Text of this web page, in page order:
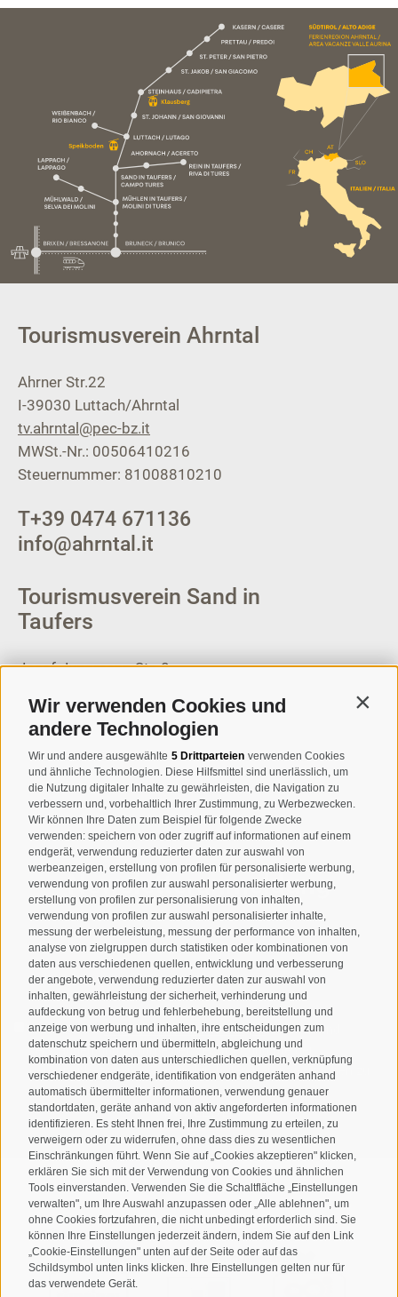
Wir verwenden Cookies und
andere Technologien
Wir und andere ausgewählte 5 Drittparteien verwenden Cookies
und ähnliche Technologien. Diese Hilfsmittel sind unerlässlich, um
die Nutzung digitaler Inhalte zu gewährleisten, die Navigation zu
verbessern und, vorbehaltlich Ihrer Zustimmung, zu Werbezwecken.
Wir können Ihre Daten zum Beispiel für folgende Zwecke
verwenden: speichern von oder zugriff auf informationen auf einem
endgerät, verwendung reduzierter daten zur auswahl von
werbeanzeigen, erstellung von profilen für personalisierte werbung,
verwendung von profilen zur auswahl personalisierter werbung,
erstellung von profilen zur personalisierung von inhalten,
verwendung von profilen zur auswahl personalisierter inhalte,
messung der werbeleistung, messung der performance von inhalten,
analyse von zielgruppen durch statistiken oder kombinationen von
daten aus verschiedenen quellen, entwicklung und verbesserung
der angebote, verwendung reduzierter daten zur auswahl von
inhalten, gewährleistung der sicherheit, verhinderung und
aufdeckung von betrug und fehlerbehebung, bereitstellung und
anzeige von werbung und inhalten, ihre entscheidungen zum
datenschutz speichern und übermitteln, abgleichung und
kombination von daten aus unterschiedlichen quellen, verknüpfung
verschiedener endgeräte, identifikation von endgeräten anhand
automatisch übermittelter informationen, verwendung genauer
standortdaten, geräte anhand von aktiv angeforderten informationen
identifizieren. Es steht Ihnen frei, Ihre Zustimmung zu erteilen, zu
verweigern oder zu widerrufen, ohne dass dies zu wesentlichen
Einschränkungen führt. Wenn Sie auf „Cookies akzeptieren" klicken,
erklären Sie sich mit der Verwendung von Cookies und ähnlichen
Tools einverstanden. Verwenden Sie die Schaltfläche „Einstellungen
verwalten", um Ihre Auswahl anzupassen oder „Alle ablehnen", um
ohne Cookies fortzufahren, die nicht unbedingt erforderlich sind. Sie
können Ihre Einstellungen jederzeit ändern, indem Sie auf den Link
„Cookie-Einstellungen" unten auf der Seite oder auf das
Schildsymbol unten links klicken. Ihre Einstellungen gelten nur für
das verwendete Gerät.
Tourismusverein Ahrntal
Ahrner Str.22
I-39030 Luttach/Ahrntal
tv.ahrntal@pec-bz.it
MWSt.-Nr.: 00506410216
Steuernummer: 81008810210
T+39 0474 671136
info@ahrntal.it
Tourismusverein Sand in
Taufers
Josef-Jungmann-Str. 8
MWSt.-Nr: 00518320213
T+39 0474 678076
info@taufers.com
Newsletteranmeldung
Ich habe dieDatenschutzbestimmungengelesen und
verstanden und stimme der Verarbeitung meiner
personenbezogenen Daten durch den Verantwortlichen zu
ANMELDEN
Sitemap • Impressum • Cookie-Richtlinie • Privacy •
Cookie Präferenzen • created with passion by